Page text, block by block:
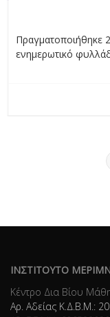
Πραγματοποιήθηκε
ενημερωτικό
ΙΝΣΤΙΤΟΥΤΟ
Κέντρο Δια Βίου
Αρ. Αδείας Κ.Δ.Β.Μ.: